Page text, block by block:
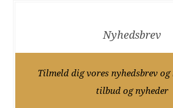
Nyhedsbrev
Tilmeld dig vores nyhedsbrev og
tilbud og nyheder